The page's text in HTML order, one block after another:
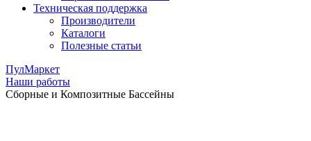
Техническая поддержка
Производители
Каталоги
Полезные статьи
ПулМаркет
Наши работы
Сборные и Композитные Бассейны